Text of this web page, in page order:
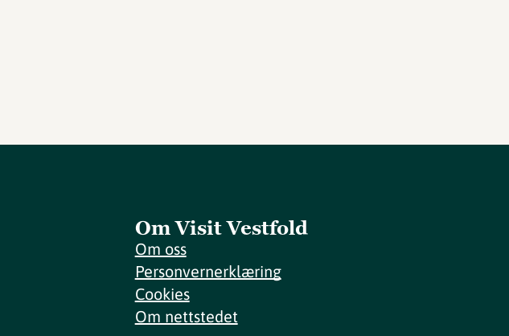
Om Visit Vestfold
Om oss
Personvernerklæring
Cookies
Om nettstedet